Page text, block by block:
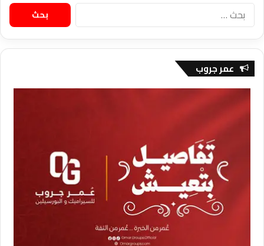
البحث
عن:
عمر جروب